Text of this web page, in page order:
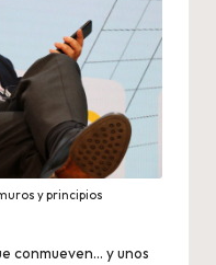
y principios
conmueven… y unos